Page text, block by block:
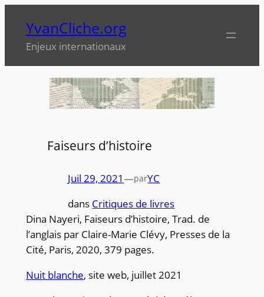
contenu
YvanCliche.org
Enjeux internationaux
Faiseurs d’histoire
Juil 29, 2021—parYC
dans Critiques de livres
Dina Nayeri, Faiseurs d’histoire, Trad. de
l’anglais par Claire-Marie Clévy, Presses de la
Cité, Paris, 2020, 379 pages.
Nuit blanche, site web, juillet 2021